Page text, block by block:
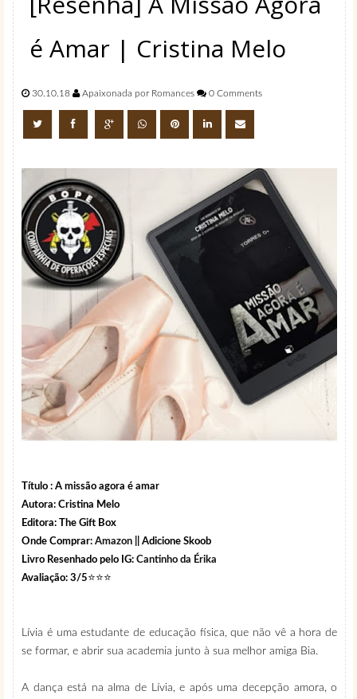
é Amar | Cristina Melo
30.10.18 Apaixonada por Romances 0 Comments
Título : A missão agora é amar
Autora: Cristina Melo
Editora: The Gift Box
Onde Comprar: Amazon || Adicione Skoob
Livro Resenhado pelo IG: Cantinho da Érika
Avaliação: 3/5⭐⭐⭐
Lívia é uma estudante de educação física, que não vê a hora de
se formar, e abrir sua academia junto à sua melhor amiga Bia.
A dança está na alma de Lívia, e após uma decepção amora, o